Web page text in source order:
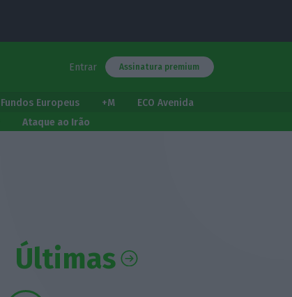
Entrar Assinatura premium
Fundos Europeus +M
ECO Avenida
Ataque ao Irão
Últimas